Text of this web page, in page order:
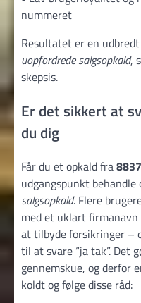
nummeret
Resultatet er en
uopfordrede salgsopkald,
skepsis.
Er det sikkert at
du dig
Får du et opkald fra
udgangspunkt behandle
salgsopkald. Flere
med et uklart
at tilbyde forsikringer –
til at svare “ja tak”. Det
gennemskue, og derfor
koldt og følge disse råd: